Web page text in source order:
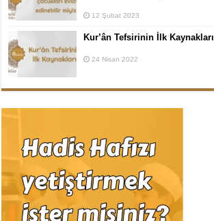
12 Şubat 2023
Kur’ân Tefsirinin İlk Kaynakları
24 Nisan 2022